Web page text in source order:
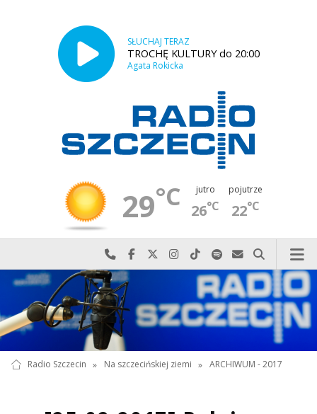
SŁUCHAJ TERAZ
TROCHĘ KULTURY do 20:00
Agata Rokicka
29°C jutro
26°C
pojutrze
22°C
Najlepiej po prostu do nas zadzwoń
Odwiedź nas na Facebook-u
Odwiedź nas na X
Odwiedź nas na Instagram-ie
Odwiedź nas na TikTok-u
Szukaj nas na Spotify
Wyślij do nas
Szukaj
Radio Szczecin » Na szczecińskiej ziemi » ARCHIWUM - 2017